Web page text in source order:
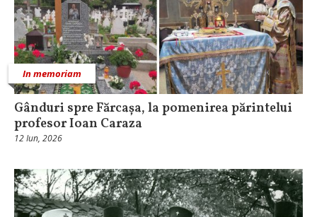
In memoriam
Gânduri spre Fărcașa, la pomenirea părintelui
profesor Ioan Caraza
12 Iun, 2026